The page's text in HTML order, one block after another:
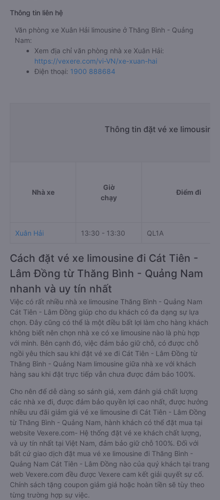
Thông tin liên hệ
Văn phòng xe Xuân Hải limousine ở Thăng Bình - Quảng
Nam:
Xem địa chỉ văn phòng nhà xe Xuân Hải:
https://vexere.com/vi-VN/xe-xuan-hai
Điện thoại: 1900 888684
Thông tin đặt vé xe limousine
Nhà xe
Giờ
chạy
Điểm đi
Xuân Hải 13:30 - 13:30 QL1A
Cách đặt vé xe limousine đi Cát Tiên -
Lâm Đồng từ Thăng Bình - Quảng Nam
nhanh và uy tín nhất
Việc có rất nhiều nhà xe limousine Thăng Bình - Quảng Nam
Cát Tiên - Lâm Đồng giúp cho du khách có đa dạng sự lựa
chọn. Đây cũng có thể là một điều bất lợi làm cho hàng khách
không biết nên chọn nhà xe có xe limousine nào là phù hợp
với mình. Bên cạnh đó, việc đảm bảo giữ chỗ, có được chỗ
ngồi yêu thích sau khi đặt vé xe đi Cát Tiên - Lâm Đồng từ
Thăng Bình - Quảng Nam limousine giữa nhà xe với khách
hàng sau khi đặt trực tiếp vẫn chưa được đảm bảo 100%.
Cho nên để dễ dàng so sánh giá, xem đánh giá chất lượng
các nhà xe đi, được đảm bảo quyền lợi cao nhất, được hưởng
nhiều ưu đãi giảm giá vé xe limousine đi Cát Tiên - Lâm Đồng
từ Thăng Bình - Quảng Nam, hành khách có thể đặt mua tại
website Vexere.com- Hệ thống đặt vé xe khách chất lượng,
và uy tín nhất tại Việt Nam, đảm bảo giữ chỗ 100%. Đối với
bất cứ giao dịch đặt mua vé xe limousine đi Thăng Bình -
Quảng Nam Cát Tiên - Lâm Đồng nào của quý khách tại trang
web Vexere.com đều được Vexere cam kết giải quyết sự cố.
Chính sách tặng coupon giảm giá hoặc hoàn tiền sẽ tùy theo
từng trường hợp sự việc.